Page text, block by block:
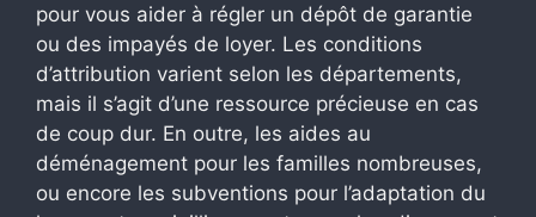
pour vous aider à régler un dépôt de garantie
ou des impayés de loyer. Les conditions
d’attribution varient selon les départements,
mais il s’agit d’une ressource précieuse en cas
de coup dur. En outre, les aides au
déménagement pour les familles nombreuses,
ou encore les subventions pour l’adaptation du